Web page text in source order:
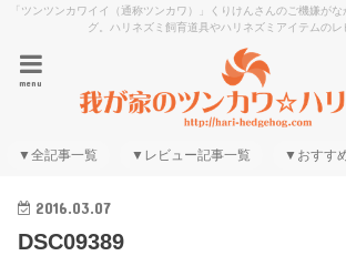
「ツンツンカワイイ（通称ツンカワ）」くりけんさんのご機嫌が
グ。ハリネズミ飼育道具やハリネズミアイテムのレ
menu
▼全記事一覧 ▼レビュー記事一覧 ▼おすす
2016.03.07
DSC09389